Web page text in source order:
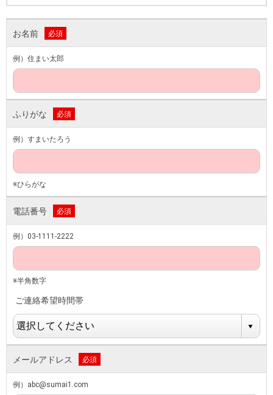
お名前 必須
例）住まい太郎
ふりがな 必須
例）すまいたろう
※ひらがな
電話番号 必須
例）03-1111-2222
※半角数字
ご連絡希望時間帯
メールアドレス 必須
例）abc@sumai1.com